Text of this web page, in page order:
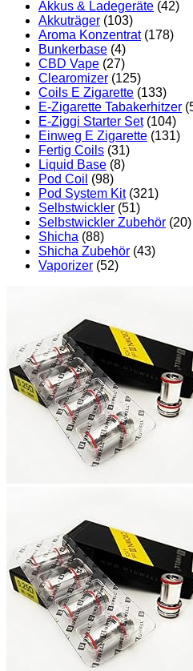
Akkus & Ladegeräte (42)
Akkuträger (103)
Aroma Konzentrat (178)
Bunkerbase (4)
CBD Vape (27)
Clearomizer (125)
Coils E Zigarette (133)
E-Zigarette Tabakerhitzer
E-Ziggi Starter Set (104)
Einweg E Zigarette (131)
Fertig Coils (31)
Liquid Base (8)
Pod Coil (98)
Pod System Kit (321)
Selbstwickler (51)
Selbstwickler Zubehör (20)
Shicha (88)
Shicha Zubehör (43)
Vaporizer (52)